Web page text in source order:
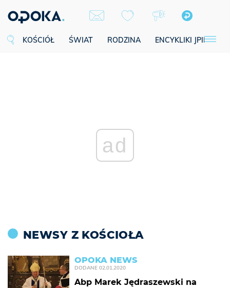
KOŚCIÓŁ ŚWIAT RODZINA ENCYKLIKI JPII
ad
NEWSY Z KOŚCIOŁA
OPOKA NEWS
DODANE 02.01.2020
Abp Marek Jędraszewski na